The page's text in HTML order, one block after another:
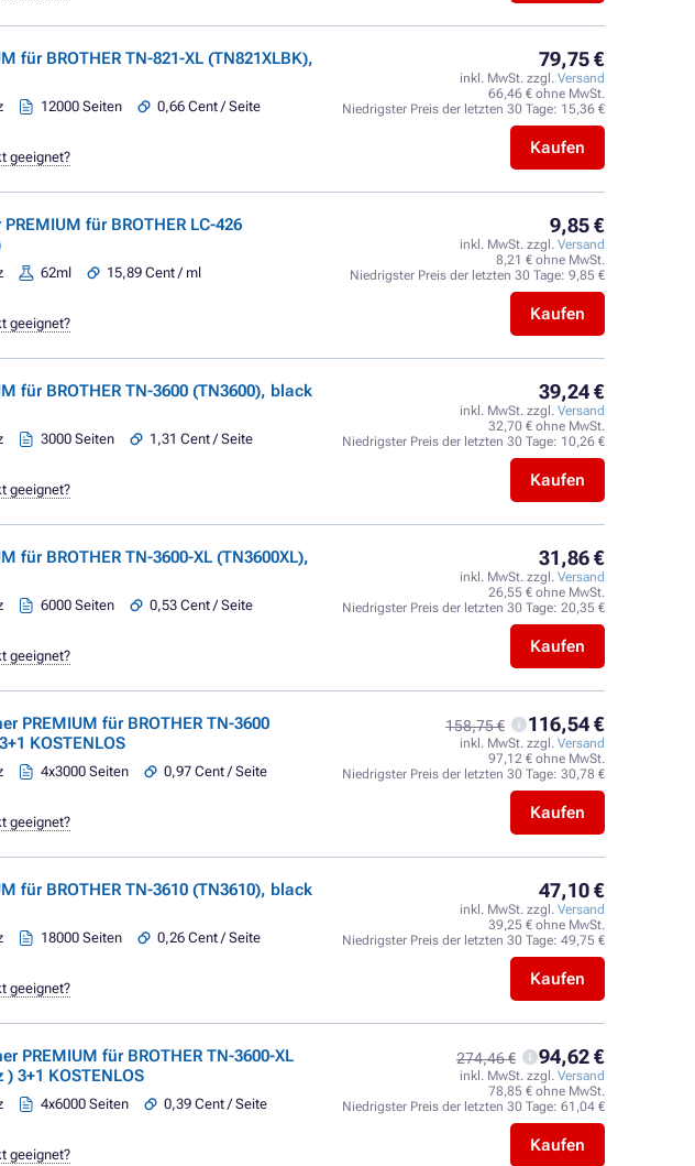
für BROTHER TN-821-XL (TN821XLBK),
12000 Seiten
0,66 Cent / Seite
79,75 €
inkl. MwSt. zzgl. Versand
66,46 € ohne MwSt.
Niedrigster Preis der letzten 30 Tage: 15,36 €
Kaufen
geeignet?
für BROTHER LC-426
62ml
15,89 Cent / ml
9,85 €
inkl. MwSt. zzgl. Versand
8,21 € ohne MwSt.
Niedrigster Preis der letzten 30 Tage: 9,85 €
Kaufen
geeignet?
für BROTHER TN-3600 (TN3600), black
3000 Seiten
1,31 Cent / Seite
39,24 €
inkl. MwSt. zzgl. Versand
32,70 € ohne MwSt.
Niedrigster Preis der letzten 30 Tage: 10,26 €
Kaufen
geeignet?
für BROTHER TN-3600-XL (TN3600XL),
6000 Seiten
0,53 Cent / Seite
31,86 €
inkl. MwSt. zzgl. Versand
26,55 € ohne MwSt.
Niedrigster Preis der letzten 30 Tage: 20,35 €
Kaufen
geeignet?
PREMIUM für BROTHER TN-3600
KOSTENLOS
4x3000 Seiten
0,97 Cent / Seite
158,75 € 116,54 €
inkl. MwSt. zzgl. Versand
97,12 € ohne MwSt.
Niedrigster Preis der letzten 30 Tage: 30,78 €
Kaufen
geeignet?
für BROTHER TN-3610 (TN3610), black
18000 Seiten
0,26 Cent / Seite
47,10 €
inkl. MwSt. zzgl. Versand
39,25 € ohne MwSt.
Niedrigster Preis der letzten 30 Tage: 49,75 €
Kaufen
geeignet?
PREMIUM für BROTHER TN-3600-XL
3+1 KOSTENLOS
4x6000 Seiten
0,39 Cent / Seite
274,46 € 94,62 €
inkl. MwSt. zzgl. Versand
78,85 € ohne MwSt.
Niedrigster Preis der letzten 30 Tage: 61,04 €
Kaufen
geeignet?